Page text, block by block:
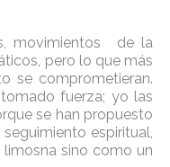
movimientos de la
pero lo que más
se comprometieran.
fuerza; yo las
se han propuesto
espiritual,
sino como un